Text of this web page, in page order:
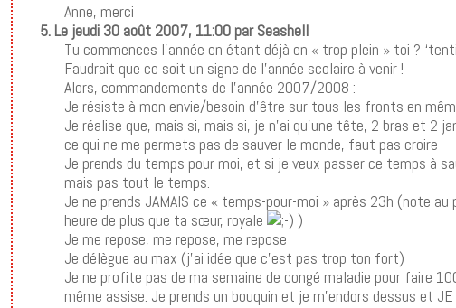
Anne, merci
5. Le jeudi 30 août 2007, 11:00 par Seashell
Tu commences l’année en étant déjà en « trop plein » toi ?
Faudrait que ce soit un signe de l’année scolaire à venir !
Alors, commandements de l’année 2007/2008 :
Je résiste à mon envie/besoin d’être sur tous les fronts en
Je réalise que, mais si, mais si, je n’ai qu’une tête, 2 bras et
ce qui ne me permets pas de sauver le monde, faut pas croire
Je prends du temps pour moi, et si je veux passer ce temps à
mais pas tout le temps.
Je ne prends JAMAIS ce « temps-pour-moi » après 23h (note
heure de plus que ta sœur, royale
)
Je me repose, me repose, me repose
Je délègue au max (j’ai idée que c’est pas trop ton fort)
Je ne profite pas de ma semaine de congé maladie pour faire
même assise. Je prends un bouquin et je m’endors dessus et JE